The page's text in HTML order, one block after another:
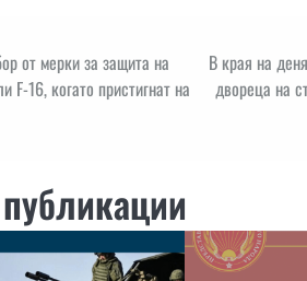
от мерки за защита на
F-16, когато пристигнат на
В края на
двореца на